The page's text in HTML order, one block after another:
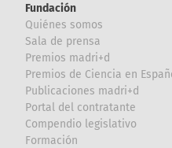
Fundación
Quiénes somos
Sala de prensa
Premios madri+d
Premios de Ciencia en
Publicaciones madri+d
Portal del contratante
Compendio legislativo
Formación